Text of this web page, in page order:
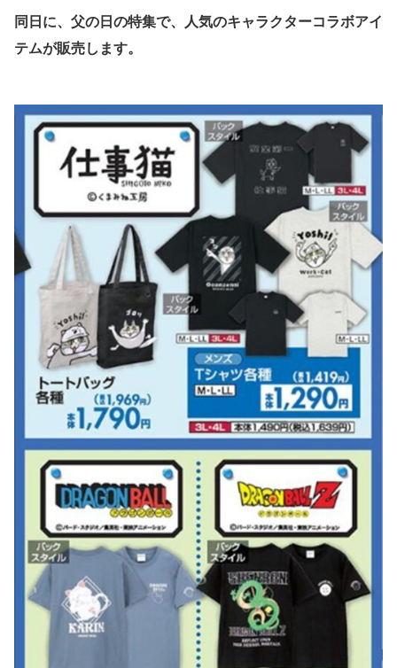
同日に、父の日の特集で、人気のキャラクターコラボアイ
テムが販売します。